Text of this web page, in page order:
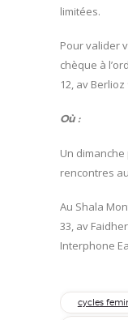
limitées.
Pour valider
chèque à
12, av
Où :
Un
rencontres
Au Shala
33, av
Interphone
cycles